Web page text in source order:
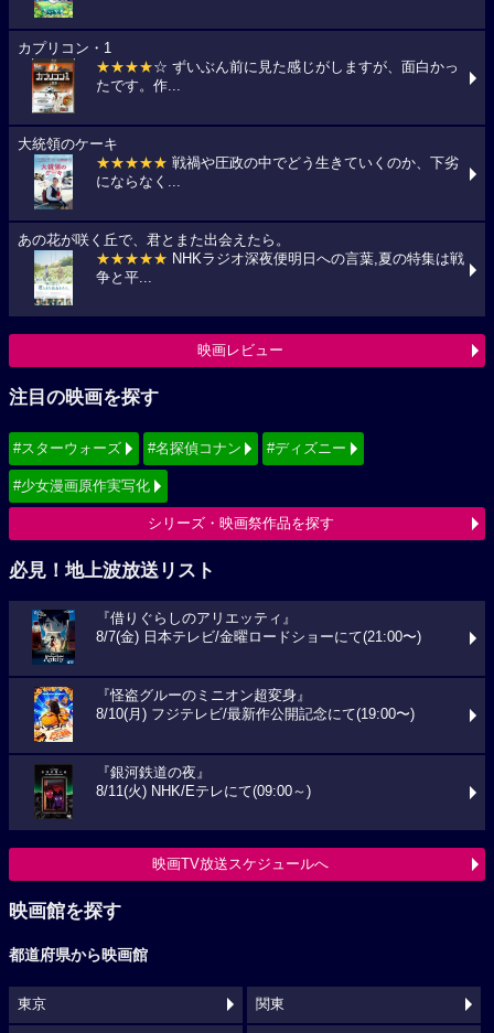
カプリコン・1
★★★★☆ ずいぶん前に見た感じがしますが、面白かっ
たです。作...
大統領のケーキ
★★★★★ 戦禍や圧政の中でどう生きていくのか、下劣
にならなく...
あの花が咲く丘で、君とまた出会えたら。
★★★★★ NHKラジオ深夜便明日への言葉,夏の特集は戦
争と平...
映画レビュー
注目の映画を探す
#スターウォーズ #名探偵コナン #ディズニー
#少女漫画原作実写化
シリーズ・映画祭作品を探す
必見！地上波放送リスト
『借りぐらしのアリエッティ』
8/7(金) 日本テレビ/金曜ロードショーにて(21:00〜)
『怪盗グルーのミニオン超変身』
8/10(月) フジテレビ/最新作公開記念にて(19:00〜)
『銀河鉄道の夜』
8/11(火) NHK/Eテレにて(09:00～)
映画TV放送スケジュールへ
映画館を探す
都道府県から映画館
東京 関東